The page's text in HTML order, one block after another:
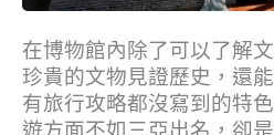
在博物館內除了可以了解
珍貴的文物見證歷史，還
有旅行攻略都沒寫到的特
遊方面不如三亞出名，卻